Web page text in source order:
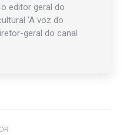
editor geral do
‘A voz do
geral do canal